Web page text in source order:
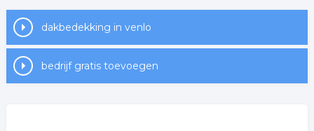
dakbedekking in venlo
bedrijf gratis toevoegen